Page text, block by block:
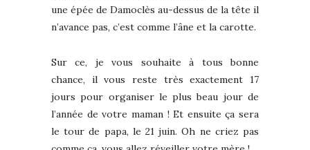
une épée de Damoclès au-dessus de la tête il
n’avance pas, c’est comme l’âne et la carotte.
Sur ce, je vous souhaite à tous bonne
chance, il vous reste très exactement 17
jours pour organiser le plus beau jour de
l’année de votre maman ! Et ensuite ça sera
le tour de papa, le 21 juin. Oh ne criez pas